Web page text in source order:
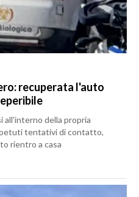
recuperata l'auto
all'interno della propria
tentativi di contatto,
rientro a casa